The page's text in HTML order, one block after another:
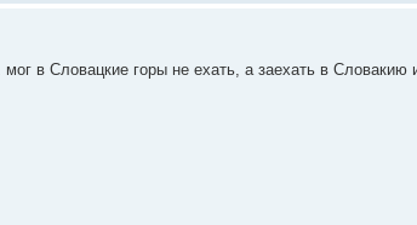
в Словацкие горы не ехать, а заехать в